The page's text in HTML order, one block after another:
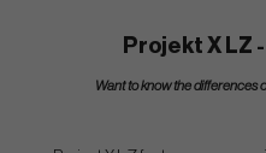
Projekt X LZ
Want to know the differences